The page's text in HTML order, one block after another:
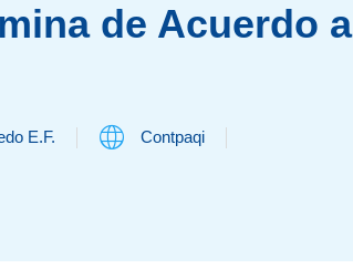
de Acuerdo a
E.F. Contpaqi